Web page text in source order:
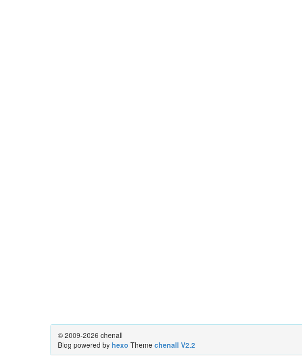
© 2009-2026 chenall
Blog powered by hexo Theme chenall V2.2